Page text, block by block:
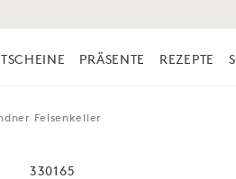
PRÄSENTE REZEPTE
Felsenkeller
330165